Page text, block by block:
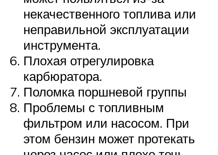
некачественного топлива или
неправильной эксплуатации
инструмента.
Плохая отрегулировка
карбюратора.
Поломка поршневой группы
Проблемы с топливным
фильтром или насосом. При
этом бензин может протекать